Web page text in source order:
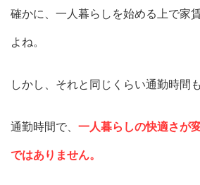
確かに、一人暮らしを始める上で家
よね。
しかし、それと同じくらい通勤時間
通勤時間で、 一人暮らしの快適さが
ではありません。